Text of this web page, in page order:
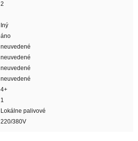
2
Iný
áno
neuvedené
neuvedené
neuvedené
neuvedené
4+
1
Lokálne palivové
220/380V